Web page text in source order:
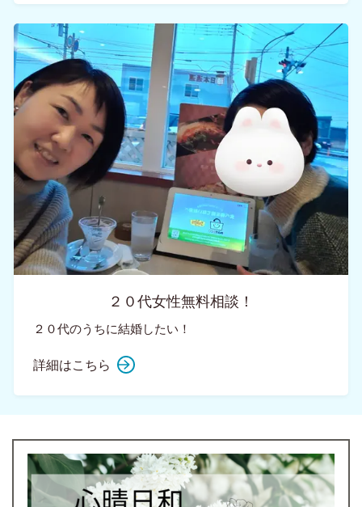
２０代女性無料相談！
２０代のうちに結婚したい！
詳細はこちら